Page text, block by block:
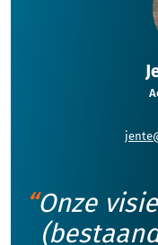
Onze